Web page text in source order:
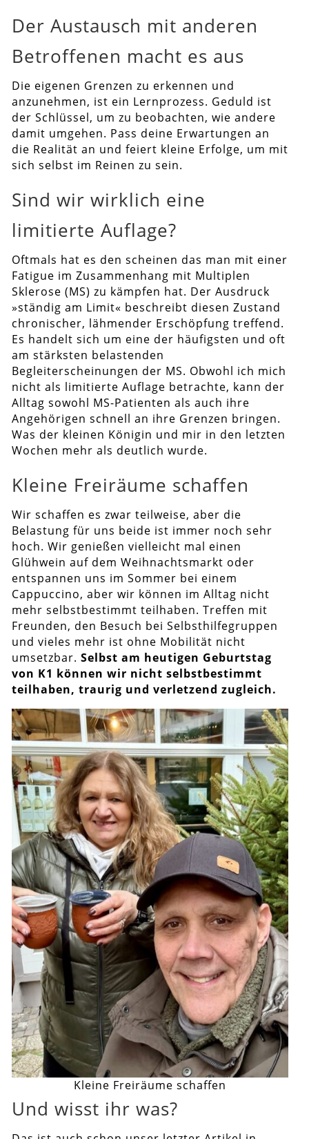
Der Austausch mit anderen
Betroffenen macht es aus
Die eigenen Grenzen zu erkennen und
anzunehmen, ist ein Lernprozess. Geduld ist
der Schlüssel, um zu beobachten, wie andere
damit umgehen. Pass deine Erwartungen an
die Realität an und feiert kleine Erfolge, um mit
sich selbst im Reinen zu sein.
Sind wir wirklich eine
limitierte Auflage?
Oftmals hat es den scheinen das man mit einer
Fatigue im Zusammenhang mit Multiplen
Sklerose (MS) zu kämpfen hat. Der Ausdruck
»ständig am Limit« beschreibt diesen Zustand
chronischer, lähmender Erschöpfung treffend.
Es handelt sich um eine der häufigsten und oft
am stärksten belastenden
Begleiterscheinungen der MS. Obwohl ich mich
nicht als limitierte Auflage betrachte, kann der
Alltag sowohl MS-Patienten als auch ihre
Angehörigen schnell an ihre Grenzen bringen.
Was der kleinen Königin und mir in den letzten
Wochen mehr als deutlich wurde.
Kleine Freiräume schaffen
Wir schaffen es zwar teilweise, aber die
Belastung für uns beide ist immer noch sehr
hoch. Wir genießen vielleicht mal einen
Glühwein auf dem Weihnachtsmarkt oder
entspannen uns im Sommer bei einem
Cappuccino, aber wir können im Alltag nicht
mehr selbstbestimmt teilhaben. Treffen mit
Freunden, den Besuch bei Selbsthilfegruppen
und vieles mehr ist ohne Mobilität nicht
umsetzbar. Selbst am heutigen Geburtstag
von K1 können wir nicht selbstbestimmt
teilhaben, traurig und verletzend zugleich.
Kleine Freiräume schaffen
Und wisst ihr was?